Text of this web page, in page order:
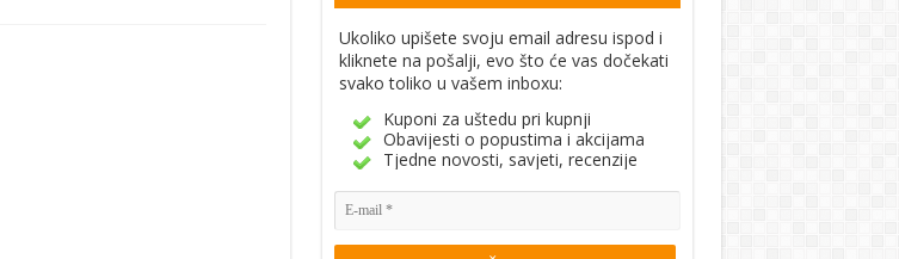
Ukoliko upišete svoju email adresu ispod i
kliknete na pošalji, evo što će vas dočekati
svako toliko u vašem inboxu:
Kuponi za uštedu pri kupnji
Obavijesti o popustima i akcijama
Tjedne novosti, savjeti, recenzije